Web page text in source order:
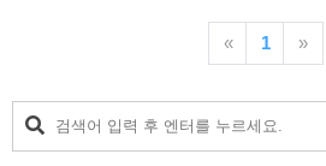
합니다. 즉, 학력이 아닌 자존감이
필수 요소임을 알 수 있습니다. 학
존감은 바닥에 떨어지게 되고 삶
됩니다. 자존감의 사전적 의미는
« 1 »